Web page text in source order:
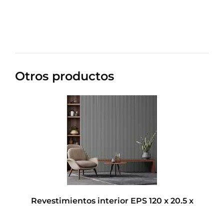
Otros productos
Revestimientos interior EPS 120 x 20.5 x